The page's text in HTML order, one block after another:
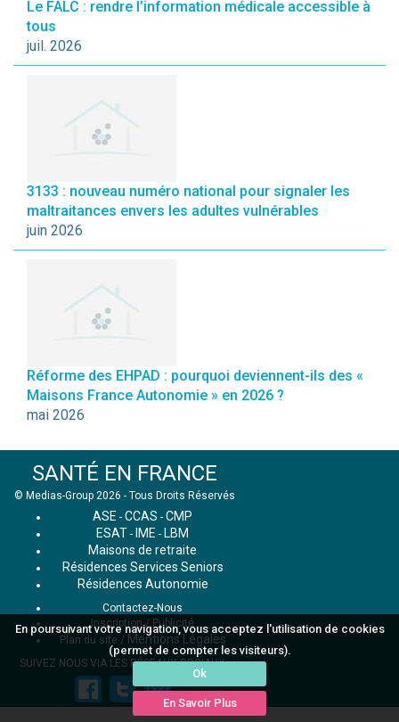
En poursuivant votre navigation, vous acceptez l'utilisation de cookies
(permet de compter les visiteurs).
Ok
En Savoir Plus
Le FALC : rendre l’information médicale accessible à
tous
juil. 2026
3133 : nouveau numéro national pour signaler les
maltraitances envers les adultes vulnérables
juin 2026
Réforme des EHPAD : pourquoi deviennent-ils des «
Maisons France Autonomie » en 2026 ?
mai 2026
SANTÉ EN FRANCE
© Medias-Group 2026 - Tous Droits Réservés
ASE - CCAS - CMP
ESAT - IME - LBM
Maisons de retraite
Résidences Services Seniors
Résidences Autonomie
Contactez-Nous
Inscription / Publicité
Plan du site / Mentions Légales
SUIVEZ NOUS VIA LES RÉSEAUX SOCIAUX :